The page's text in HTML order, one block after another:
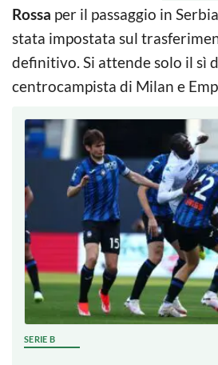
Rossa per il passaggio in
stata impostata sul
definitivo. Si attende solo il sì
centrocampista di Milan e
SERIE B